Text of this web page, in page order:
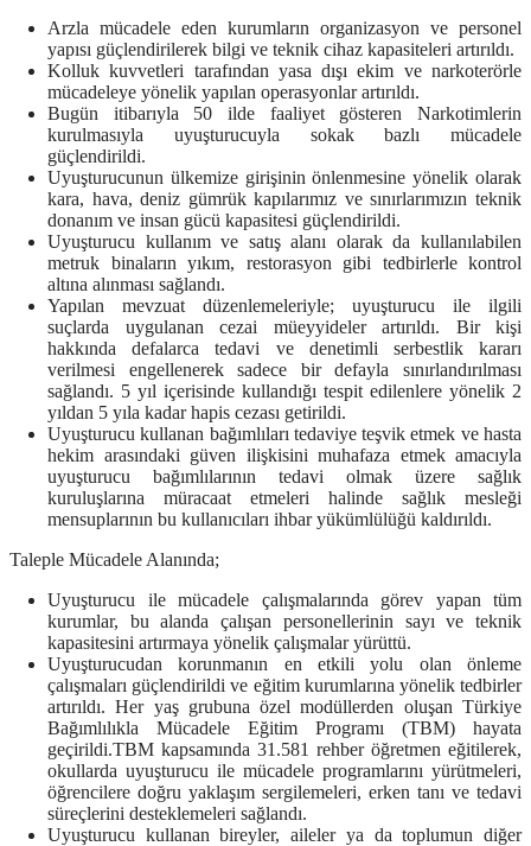
Arzla mücadele eden kurumların organizasyon ve personel
yapısı güçlendirilerek bilgi ve teknik cihaz kapasiteleri artırıldı.
Kolluk kuvvetleri tarafından yasa dışı ekim ve narkoterörle
mücadeleye yönelik yapılan operasyonlar artırıldı.
Bugün itibarıyla 50 ilde faaliyet gösteren Narkotimlerin
kurulmasıyla uyuşturucuyla sokak bazlı mücadele
güçlendirildi.
Uyuşturucunun ülkemize girişinin önlenmesine yönelik olarak
kara, hava, deniz gümrük kapılarımız ve sınırlarımızın teknik
donanım ve insan gücü kapasitesi güçlendirildi.
Uyuşturucu kullanım ve satış alanı olarak da kullanılabilen
metruk binaların yıkım, restorasyon gibi tedbirlerle kontrol
altına alınması sağlandı.
Yapılan mevzuat düzenlemeleriyle; uyuşturucu ile ilgili
suçlarda uygulanan cezai müeyyideler artırıldı. Bir kişi
hakkında defalarca tedavi ve denetimli serbestlik kararı
verilmesi engellenerek sadece bir defayla sınırlandırılması
sağlandı. 5 yıl içerisinde kullandığı tespit edilenlere yönelik 2
yıldan 5 yıla kadar hapis cezası getirildi.
Uyuşturucu kullanan bağımlıları tedaviye teşvik etmek ve hasta
hekim arasındaki güven ilişkisini muhafaza etmek amacıyla
uyuşturucu bağımlılarının tedavi olmak üzere sağlık
kuruluşlarına müracaat etmeleri halinde sağlık mesleği
mensuplarının bu kullanıcıları ihbar yükümlülüğü kaldırıldı.
Taleple Mücadele Alanında;
Uyuşturucu ile mücadele çalışmalarında görev yapan tüm
kurumlar, bu alanda çalışan personellerinin sayı ve teknik
kapasitesini artırmaya yönelik çalışmalar yürüttü.
Uyuşturucudan korunmanın en etkili yolu olan önleme
çalışmaları güçlendirildi ve eğitim kurumlarına yönelik tedbirler
artırıldı. Her yaş grubuna özel modüllerden oluşan Türkiye
Bağımlılıkla Mücadele Eğitim Programı (TBM) hayata
geçirildi.TBM kapsamında 31.581 rehber öğretmen eğitilerek,
okullarda uyuşturucu ile mücadele programlarını yürütmeleri,
öğrencilere doğru yaklaşım sergilemeleri, erken tanı ve tedavi
süreçlerini desteklemeleri sağlandı.
Uyuşturucu kullanan bireyler, aileler ya da toplumun diğer